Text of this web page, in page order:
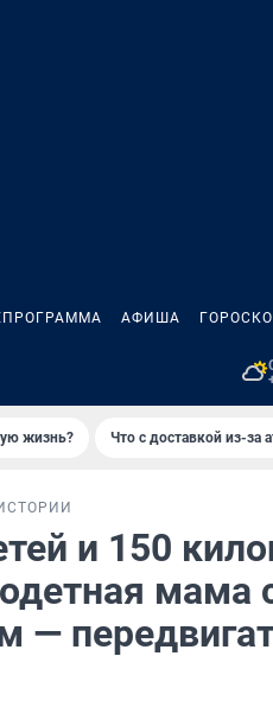
АФИША
жизнь? Что с доставкой из-за
и 150
мама
—